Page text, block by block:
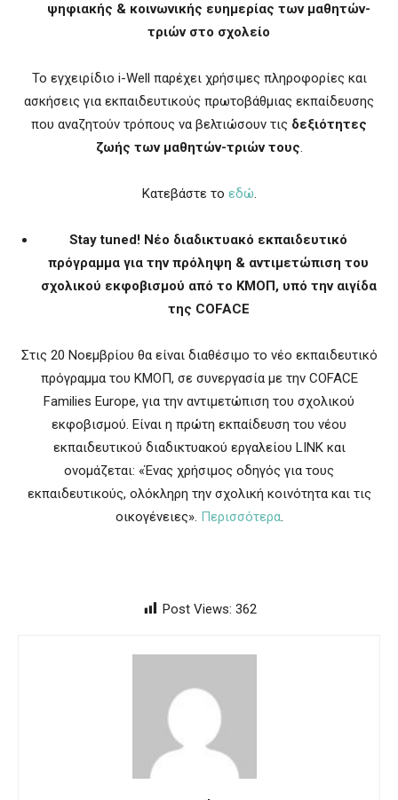
ψηφιακής & κοινωνικής ευημερίας των μαθητών-
τριών στο σχολείο
Το εγχειρίδιο i-Well παρέχει χρήσιμες πληροφορίες και
ασκήσεις για εκπαιδευτικούς πρωτοβάθμιας εκπαίδευσης
που αναζητούν τρόπους να βελτιώσουν τις δεξιότητες
ζωής των μαθητών-τριών τους.
Κατεβάστε το εδώ.
Stay tuned! Νέο διαδικτυακό εκπαιδευτικό
πρόγραμμα για την πρόληψη & αντιμετώπιση του
σχολικού εκφοβισμού από το ΚΜΟΠ, υπό την αιγίδα
της COFACE
Στις 20 Νοεμβρίου θα είναι διαθέσιμο το νέο εκπαιδευτικό
πρόγραμμα του ΚΜΟΠ, σε συνεργασία με την COFACE
Families Europe, για την αντιμετώπιση του σχολικού
εκφοβισμού. Είναι η πρώτη εκπαίδευση του νέου
εκπαιδευτικού διαδικτυακού εργαλείου LINK και
ονομάζεται: «Ένας χρήσιμος οδηγός για τους
εκπαιδευτικούς, ολόκληρη την σχολική κοινότητα και τις
οικογένειες». Περισσότερα.
Post Views: 362